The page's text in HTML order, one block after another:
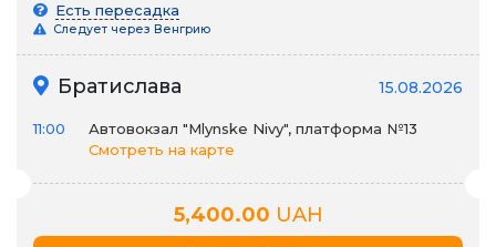
Есть пересадка
Следует через Венгрию
Братислава 15.08.2026
11:00
Автовокзал "Mlynske Nivy", платформа №13
Смотреть на карте
5,400.00 UAH